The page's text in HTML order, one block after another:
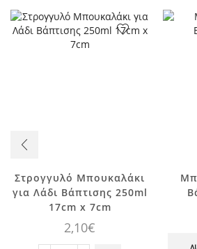
Στρογγυλό Μπουκαλάκι
για Λάδι Βάπτισης 250ml
17cm x 7cm
2,10€